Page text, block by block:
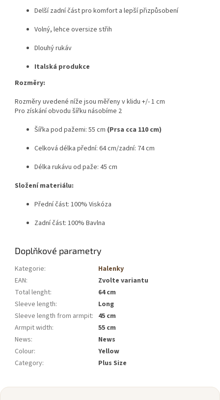
Delší zadní část pro komfort a lepší přizpůsobení
Volný, lehce oversize střih
Dlouhý rukáv
Italská produkce
Rozměry:
Rozměry uvedené níže jsou měřeny v klidu +/- 1 cm
Pro získání obvodu šířku násobíme 2
Šířka pod pažemi: 55 cm (Prsa cca 110 cm)
Celková délka přední: 64 cm/zadní: 74 cm
Délka rukávu od paže: 45 cm
Složení materiálu:
Přední část: 100% Viskóza
Zadní část: 100% Bavlna
Doplňkové parametry
Kategorie:
Halenky
EAN:
Zvolte variantu
Total lenght:
64 cm
Sleeve length:
Long
Sleeve length from armpit: 45 cm
Armpit width:
55 cm
News:
News
Colour:
Yellow
Category: Plus Size
Z